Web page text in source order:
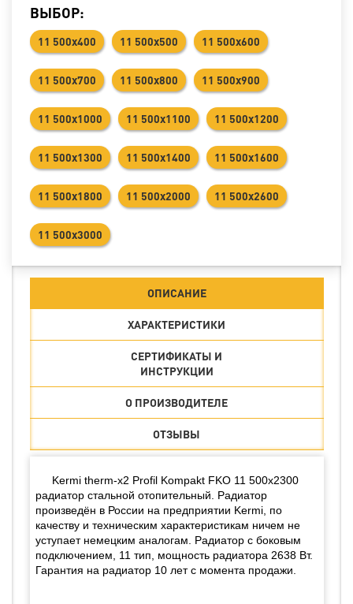
ВЫБОР:
11 500x400 11 500x500 11 500x600
11 500x700 11 500x800 11 500x900
11 500x1000 11 500x1100 11 500x1200
11 500x1300 11 500x1400 11 500x1600
11 500x1800 11 500x2000 11 500x2600
11 500x3000
ОПИСАНИЕ
ХАРАКТЕРИСТИКИ
СЕРТИФИКАТЫ И
ИНСТРУКЦИИ
О ПРОИЗВОДИТЕЛЕ
ОТЗЫВЫ
Kermi therm-x2 Profil Kompakt FKO 11 500x2300
радиатор стальной отопительный. Радиатор
произведён в России на предприятии Kermi, по
качеству и техническим характеристикам ничем не
уступает немецким аналогам. Радиатор с боковым
подключением, 11 тип, мощность радиатора 2638 Вт.
Гарантия на радиатор 10 лет с момента продажи.